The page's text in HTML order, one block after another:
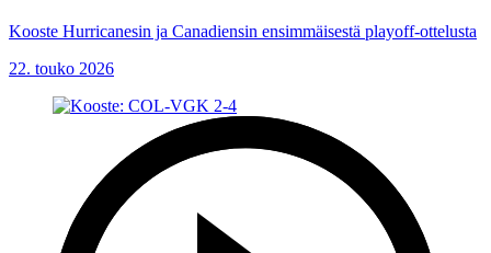
Kooste Hurricanesin ja Canadiensin ensimmäisestä playoff-ottelusta
22. touko 2026